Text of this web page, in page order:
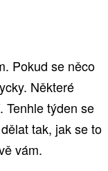
Pokud se něco
Některé
Tenhle týden se
tak, jak se to
vám.